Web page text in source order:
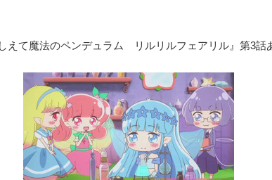
えて魔法のペンデュラム リルリルフェアリル』第3話